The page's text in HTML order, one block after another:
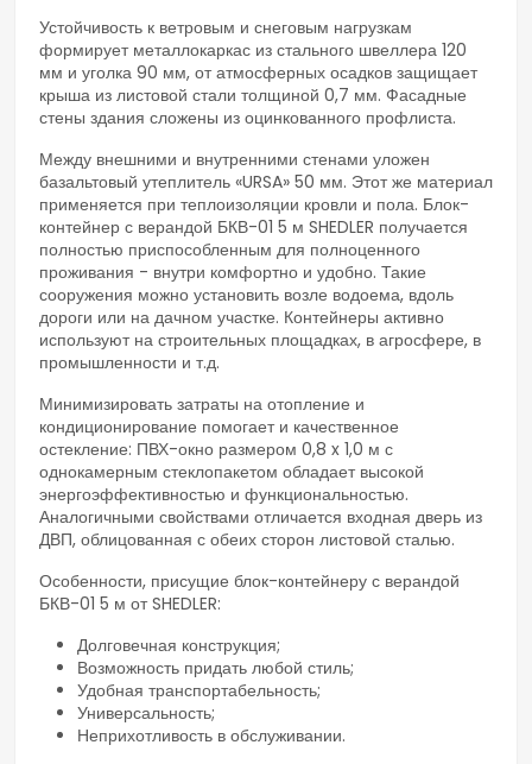
Устойчивость к ветровым и снеговым нагрузкам
формирует металлокаркас из стального швеллера 120
мм и уголка 90 мм, от атмосферных осадков защищает
крыша из листовой стали толщиной 0,7 мм. Фасадные
стены здания сложены из оцинкованного профлиста.
Между внешними и внутренними стенами уложен
базальтовый утеплитель «URSA» 50 мм. Этот же материал
применяется при теплоизоляции кровли и пола. Блок-
контейнер с верандой БКВ-01 5 м SHEDLER получается
полностью приспособленным для полноценного
проживания - внутри комфортно и удобно. Такие
сооружения можно установить возле водоема, вдоль
дороги или на дачном участке. Контейнеры активно
используют на строительных площадках, в агросфере, в
промышленности и т.д.
Минимизировать затраты на отопление и
кондиционирование помогает и качественное
остекление: ПВХ-окно размером 0,8 x 1,0 м с
однокамерным стеклопакетом обладает высокой
энергоэффективностью и функциональностью.
Аналогичными свойствами отличается входная дверь из
ДВП, облицованная с обеих сторон листовой сталью.
Особенности, присущие блок-контейнеру с верандой
БКВ-01 5 м от SHEDLER:
Долговечная конструкция;
Возможность придать любой стиль;
Удобная транспортабельность;
Универсальность;
Неприхотливость в обслуживании.